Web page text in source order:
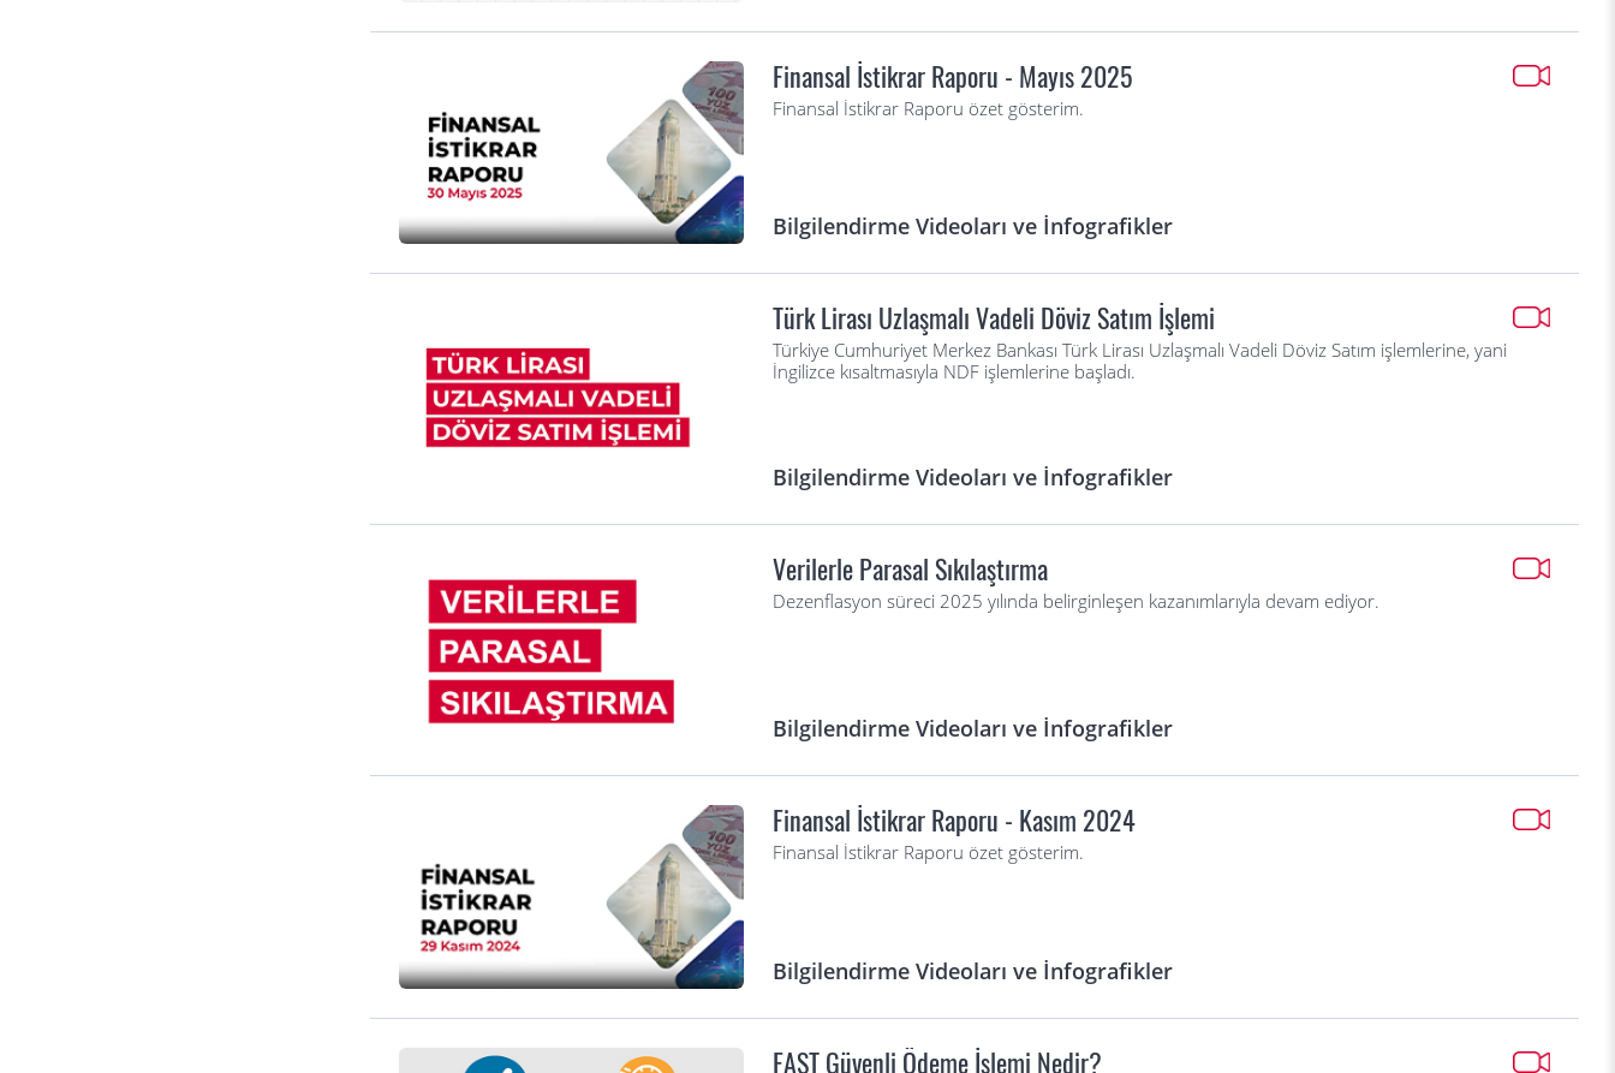
Finansal İstikrar Raporu - Mayıs 2025
Finansal İstikrar Raporu özet gösterim.
Bilgilendirme Videoları ve İnfografikler
Türk Lirası Uzlaşmalı Vadeli Döviz Satım İşlemi
Türkiye Cumhuriyet Merkez Bankası Türk Lirası Uzlaşmalı Vadeli Döviz Satım işlemlerine, yani
İngilizce kısaltmasıyla NDF işlemlerine başladı.
Bilgilendirme Videoları ve İnfografikler
Verilerle Parasal Sıkılaştırma
Dezenflasyon süreci 2025 yılında belirginleşen kazanımlarıyla devam ediyor.
Bilgilendirme Videoları ve İnfografikler
Finansal İstikrar Raporu - Kasım 2024
Finansal İstikrar Raporu özet gösterim.
Bilgilendirme Videoları ve İnfografikler
FAST Güvenli Ödeme İşlemi Nedir?